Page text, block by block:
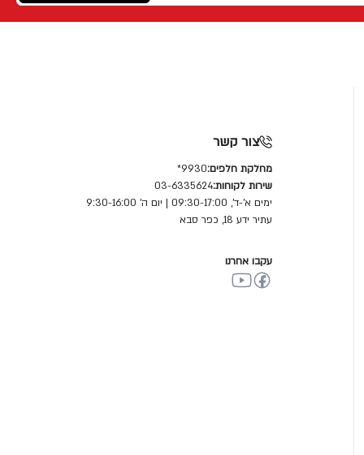
צור קשר
מחלקת חלפים:9930*
שירות לקוחות:03-6335624
ימים א'-ד', 09:30-17:00 | יום ה' 9:30-16:00
עתיר ידע 18, כפר סבא
עקבו אחרנו